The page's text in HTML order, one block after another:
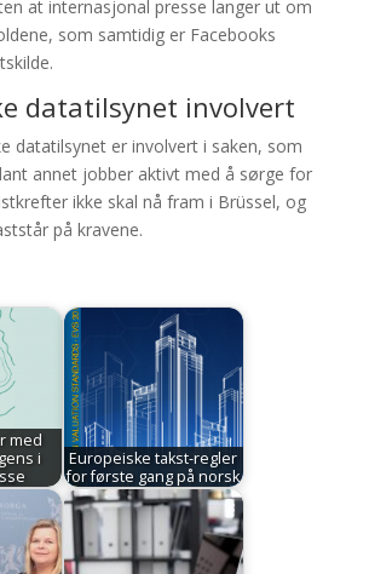
at internasjonal presse langer ut om
som samtidig er Facebooks
datatilsynet involvert
datatilsynet er involvert i saken, som
annet jobber aktivt med å sørge for
ikke skal nå fram i Brüssel, og
på kravene.
med
i
Europeiske takst-regler
for første gang på norsk